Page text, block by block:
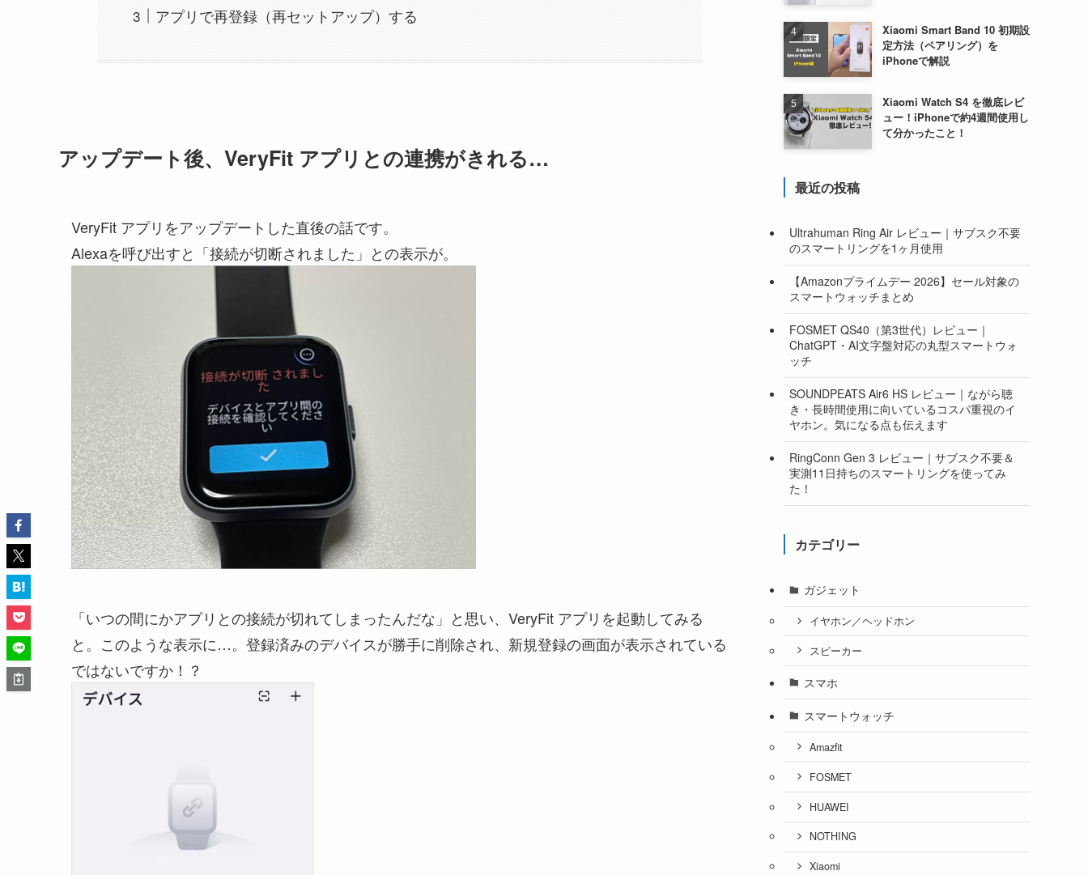
アプリで再登録（再セットアップ）する
アップデート後、VeryFit アプリとの連携がきれる…
VeryFit アプリをアップデートした直後の話です。
Alexaを呼び出すと「接続が切断されました」との表示が。
「いつの間にかアプリとの接続が切れてしまったんだな」と思い、VeryFit アプリを起動してみる
と。このような表示に…。登録済みのデバイスが勝手に削除され、新規登録の画面が表示されている
ではないですか！？
Xiaomi Smart Band 10 初期設
定方法（ペアリング）を
iPhoneで解説
Xiaomi Watch S4 を徹底レビ
ュー！iPhoneで約4週間使用し
て分かったこと！
最近の投稿
Ultrahuman Ring Air レビュー｜サブスク不要
のスマートリングを1ヶ月使用
【Amazonプライムデー 2026】セール対象の
スマートウォッチまとめ
FOSMET QS40（第3世代）レビュー｜
ChatGPT・AI文字盤対応の丸型スマートウォ
ッチ
SOUNDPEATS Air6 HS レビュー｜ながら聴
き・長時間使用に向いているコスパ重視のイ
ヤホン。気になる点も伝えます
RingConn Gen 3 レビュー｜サブスク不要＆
実測11日持ちのスマートリングを使ってみ
た！
カテゴリー
ガジェット
イヤホン／ヘッドホン
スピーカー
スマホ
スマートウォッチ
Amazfit
FOSMET
HUAWEI
NOTHING
Xiaomi